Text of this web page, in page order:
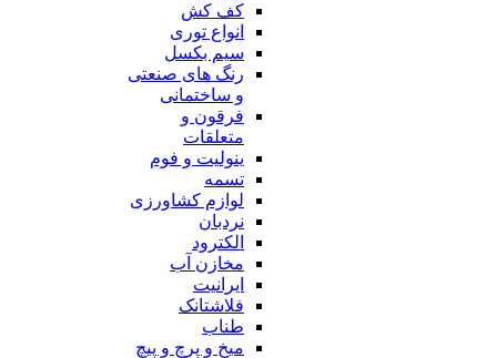
کف کش
انواع توری
سیم بکسل
رنگ های صنعتی
و ساختمانی
فرقون و
متعلقات
ینولیت و فوم
تسمه
لوازم کشاورزی
نردبان
الکترود
مخازن آب
ایرانیت
فلاشتانک
طناب
میخ و پرچ و پیچ